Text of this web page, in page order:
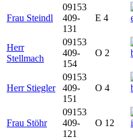
Frau Steindl
09153
409-
131
E 4
Herr
Stellmach
09153
409-
154
O 2
Herr Stiegler
09153
409-
151
O 4
Frau Stöhr
09153
409-
121
O 12